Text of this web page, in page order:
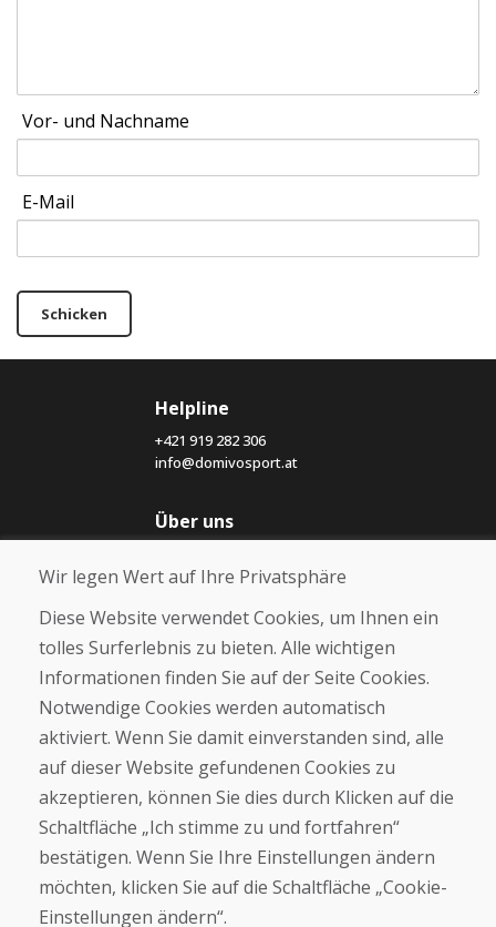
Vor- und Nachname
E-Mail
Schicken
Helpline
+421 919 282 306
info@domivosport.at
Über uns
Über uns
Kontakt
Kaufen
E-Shop
Geschäftsbedingungen
Zahlung
Beschwerde
Rückgabe und Umtausch von Waren
Cookies
Wir legen Wert auf Ihre Privatsphäre
Diese Website verwendet Cookies, um Ihnen ein
tolles Surferlebnis zu bieten. Alle wichtigen
Informationen finden Sie auf der Seite Cookies.
Notwendige Cookies werden automatisch
aktiviert. Wenn Sie damit einverstanden sind, alle
auf dieser Website gefundenen Cookies zu
akzeptieren, können Sie dies durch Klicken auf die
Schaltfläche „Ich stimme zu und fortfahren“
bestätigen. Wenn Sie Ihre Einstellungen ändern
möchten, klicken Sie auf die Schaltfläche „Cookie-
Einstellungen ändern“.